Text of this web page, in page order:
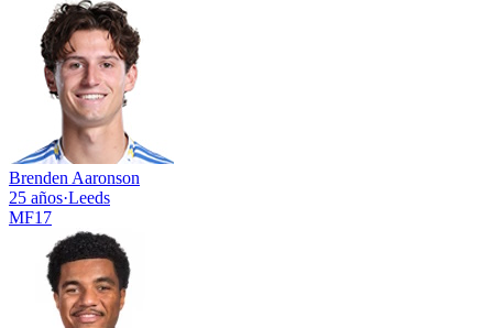
Brenden Aaronson
25 años·Leeds
MF17